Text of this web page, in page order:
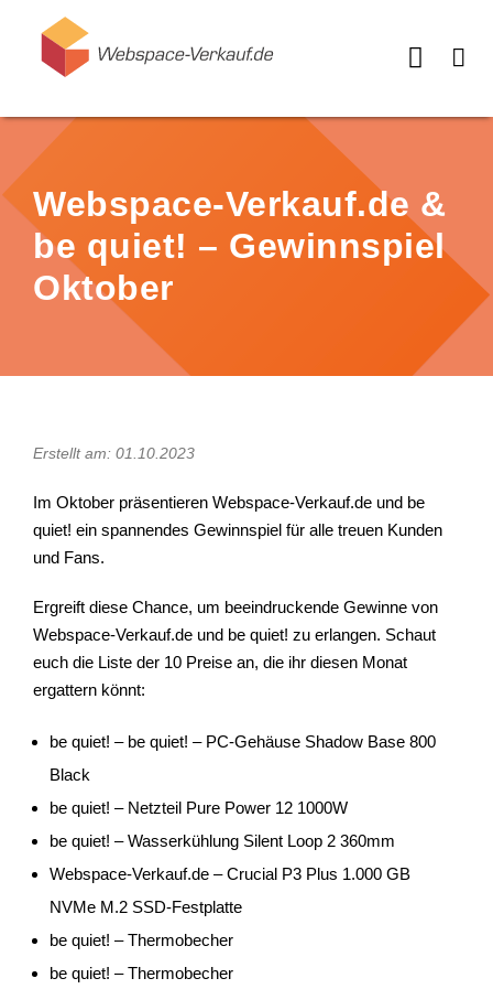
Webspace-Verkauf.de &
be quiet! – Gewinnspiel
Oktober
Erstellt am: 01.10.2023
Im Oktober präsentieren Webspace-Verkauf.de und be
quiet! ein spannendes Gewinnspiel für alle treuen Kunden
und Fans.
Ergreift diese Chance, um beeindruckende Gewinne von
Webspace-Verkauf.de und be quiet! zu erlangen. Schaut
euch die Liste der 10 Preise an, die ihr diesen Monat
ergattern könnt:
be quiet! – be quiet! – PC-Gehäuse Shadow Base 800
Black
be quiet! – Netzteil Pure Power 12 1000W
be quiet! – Wasserkühlung Silent Loop 2 360mm
Webspace-Verkauf.de – Crucial P3 Plus 1.000 GB
NVMe M.2 SSD-Festplatte
be quiet! – Thermobecher
be quiet! – Thermobecher